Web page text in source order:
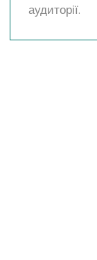
аудиторії.